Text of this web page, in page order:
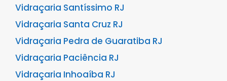
Vidraçaria Santíssimo RJ
Vidraçaria Santa Cruz RJ
Vidraçaria Pedra de Guaratiba RJ
Vidraçaria Paciência RJ
Vidraçaria Inhoaíba RJ